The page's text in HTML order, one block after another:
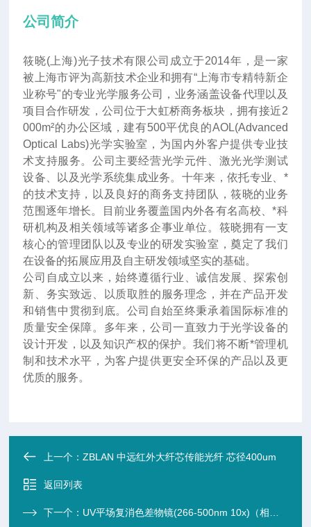
公司简介
筱晓(上海)光子技术有限公司成立于2014年 ， 是一家
被上海市评为高新技术企业和拥有“上海市专精特新企
业称号"的专业光学服务公司，业务涵盖设备代理以及
项目合作研发，公司位于大虹桥商务板块，拥有接近2
000m²的办公区域，建有500平优良的AOL(Advanced
Optical Labs)光学实验室，为国内外客户提供专业技
术支持服务。公司主要经营光学元件、激光光学测试
设备、以及光学系统集成业务。十年来 ，依托专业、*
的技术支持，以及良好的商务支持团队，筱晓的业务
范围逐年增长。目前业务覆盖国内外各有名高校、*科
研机构及相关领域等诸多企事业单位。筱晓拥有一支
核心的管理团队以及专业的研发实验室，奠定了我们
在设备的拓展应用及自主研发领域坚实的基础。
公司自成立以来，始终遵循行业、诚信发展、探索创
新、务实致远、以质取胜的服务理念，并在产品开发
和销售中贯彻到底。公司自始至终秉承着国际标准的
质量安全保障。多年来，公司一直致力于光学设备的
设计开发，以及知识产权的保护。我们将不断*管理机
制和技术水平，为客户提供更安全环保的产品以及更
优质的服务。
上一个：ZBLAN 中远红外大纤芯传能光纤 芯径400um
返回列表
下一个： UV平场复消色差物镜(266-500nm 10x)（相机）